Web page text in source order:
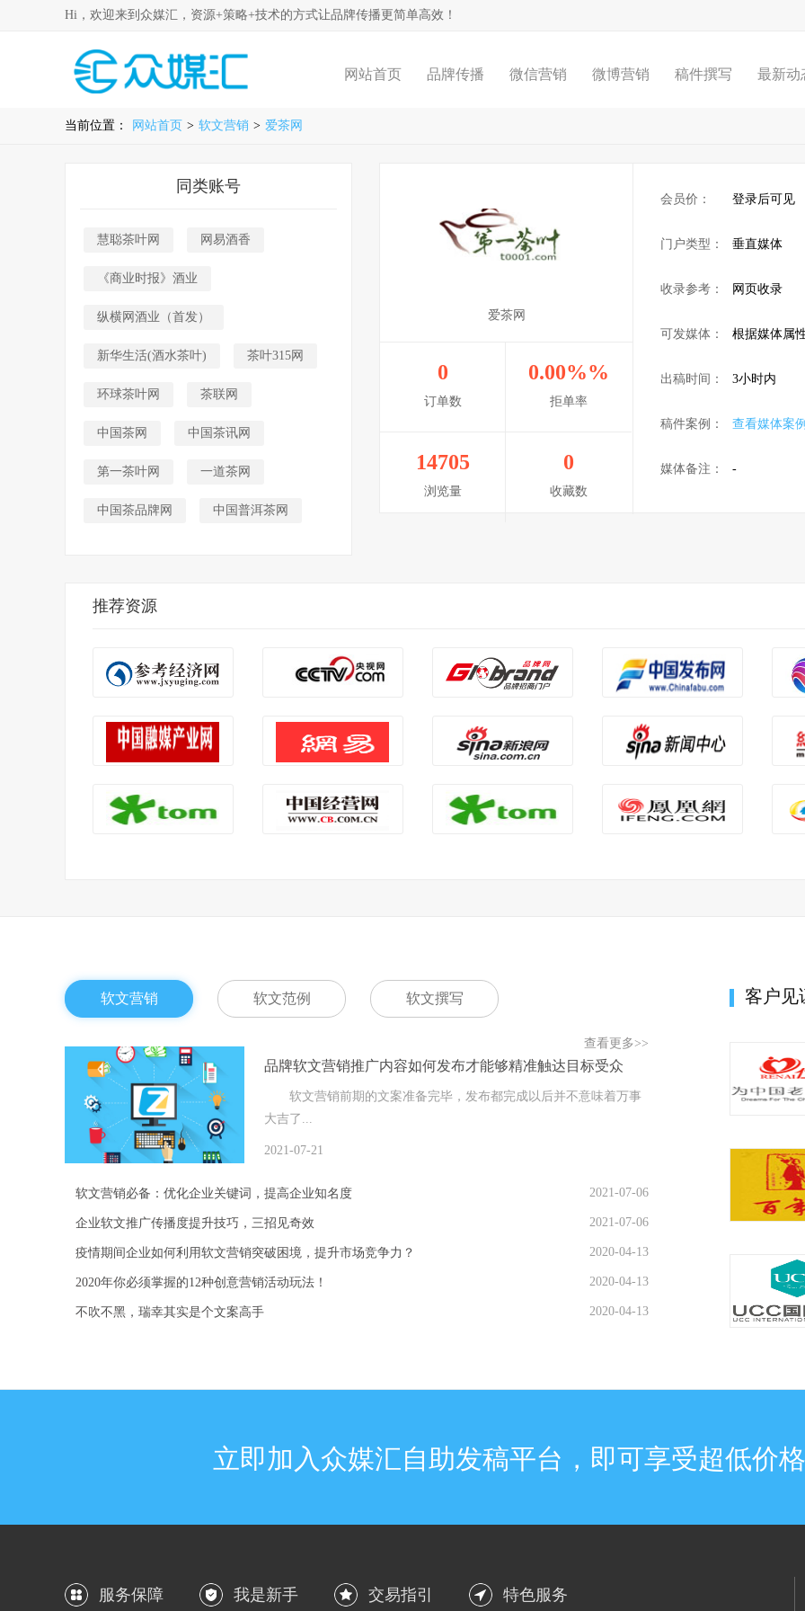
Hi，欢迎来到众媒汇，资源+策略+技术的方式让品牌传播更简单高效！
网站首页 品牌传播 微信营销 微博营销 稿件撰写 最新动
当前位置： 网站首页 > 软文营销 > 爱茶网
同类账号
慧聪茶叶网 网易酒香
《商业时报》酒业
纵横网酒业（首发）
新华生活(酒水茶叶) 茶叶315网
环球茶叶网 茶联网
中国茶网 中国茶讯网
第一茶叶网 一道茶网
中国茶品牌网 中国普洱茶网
爱茶网
0
订单数
0.00%%
拒单率
14705
浏览量
0
收藏数
会员价： 登录后可见
门户类型： 垂直媒体
收录参考： 网页收录
可发媒体： 根据媒体属
出稿时间： 3小时内
稿件案例： 查看媒体案
媒体备注： -
推荐资源
软文营销 软文范例 软文撰写
查看更多>>
品牌软文营销推广内容如何发布才能够精准触达目标受众
软文营销前期的文案准备完毕，发布都完成以后并不意味着万事
大吉了...
2021-07-21
软文营销必备：优化企业关键词，提高企业知名度 2021-07-06
企业软文推广传播度提升技巧，三招见奇效 2021-07-06
疫情期间企业如何利用软文营销突破困境，提升市场竞争力？ 2020-04-13
2020年你必须掌握的12种创意营销活动玩法！ 2020-04-13
不吹不黑，瑞幸其实是个文案高手 2020-04-13
客户见
立即加入众媒汇自助发稿平台，即可享受超低价
服务保障 我是新手 交易指引 特色服务